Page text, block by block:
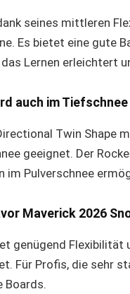
seines mittleren
Es bietet eine gute
Lernen erleichtert
auch im
Twin Shape
geeignet. Der
im Pulverschnee
Maverick 2026
genügend
Für Profis, die sehr
Boards.